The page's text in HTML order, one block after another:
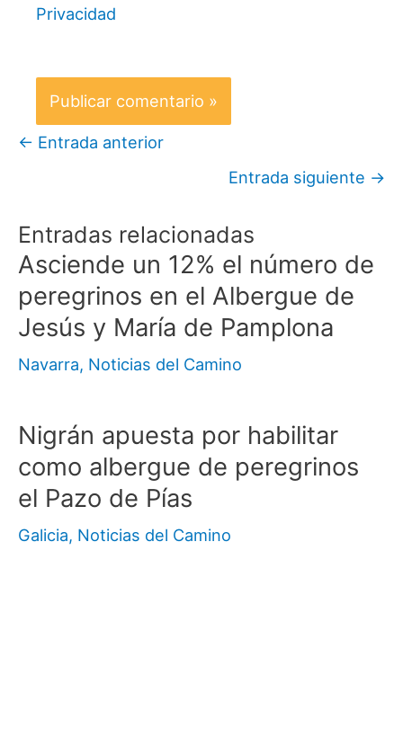
Privacidad
← Entrada anterior
Entrada siguiente →
Entradas relacionadas
Asciende un 12% el número de
peregrinos en el Albergue de
Jesús y María de Pamplona
Navarra, Noticias del Camino
Nigrán apuesta por habilitar
como albergue de peregrinos
el Pazo de Pías
Galicia, Noticias del Camino